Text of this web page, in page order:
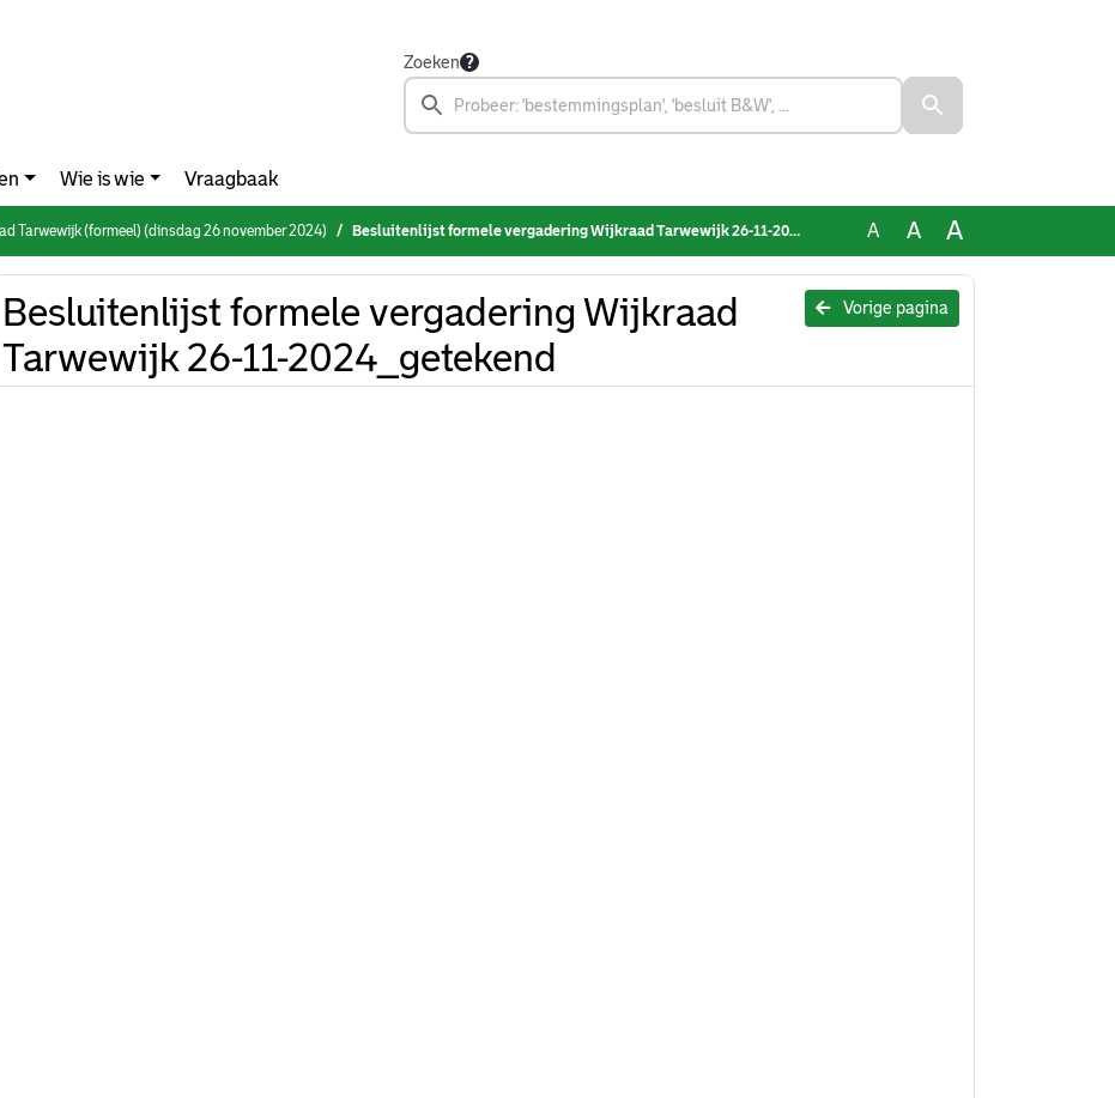
Zoeken
Wie is wie Vraagbaak
Tarwewijk (formeel) (dinsdag 26 november 2024) Besluitenlijst formele vergadering Wijkraad Tarwewijk 26-11-2024_getekend A A A
Vorige pagina
Besluitenlijst formele vergadering Wijkraad
Tarwewijk 26-11-2024_getekend